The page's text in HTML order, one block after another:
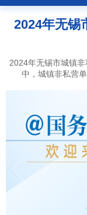
2024年无锡
2024年无锡市城镇
中，城镇非私营